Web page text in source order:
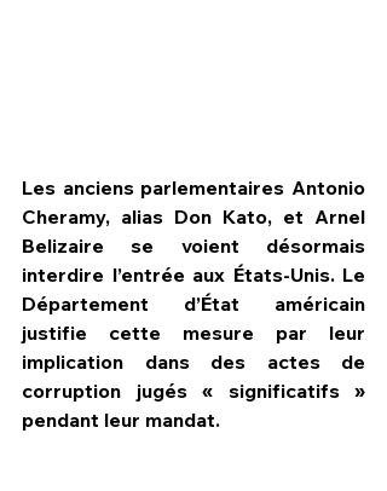
HPN Live
Les anciens parlementaires Antonio
Cheramy, alias Don Kato, et Arnel
Belizaire se voient désormais
interdire l’entrée aux États-Unis. Le
Département d’État américain
justifie cette mesure par leur
implication dans des actes de
corruption jugés « significatifs »
pendant leur mandat.